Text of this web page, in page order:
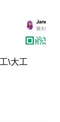
\大工